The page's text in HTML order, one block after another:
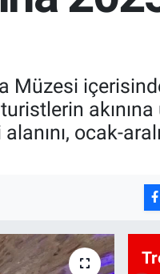
Müzesi
akınına
ocak-